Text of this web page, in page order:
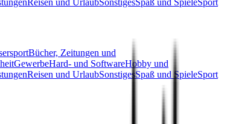
Reisen und UrlaubSonstigesSpaß und SpieleSport
Bücher, Zeitungen und
GewerbeHard- und SoftwareHobby und
Reisen und UrlaubSonstigesSpaß und SpieleSport